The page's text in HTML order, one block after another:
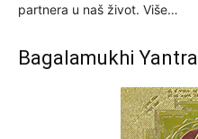
partnera u naš život. Više…
Bagalamukhi Yantra